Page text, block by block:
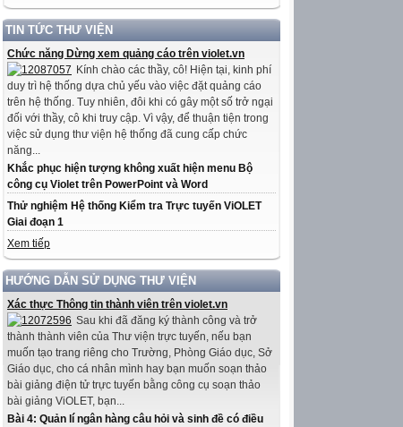
TIN TỨC THƯ VIỆN
Chức năng Dừng xem quảng cáo trên violet.vn
Kính chào các thầy, cô! Hiện tại, kinh phí
duy trì hệ thống dựa chủ yếu vào việc đặt quảng cáo
trên hệ thống. Tuy nhiên, đôi khi có gây một số trở ngại
đối với thầy, cô khi truy cập. Vì vậy, để thuận tiện trong
việc sử dụng thư viện hệ thống đã cung cấp chức
năng...
Khắc phục hiện tượng không xuất hiện menu Bộ
công cụ Violet trên PowerPoint và Word
Thử nghiệm Hệ thống Kiểm tra Trực tuyến ViOLET
Giai đoạn 1
Xem tiếp
HƯỚNG DẪN SỬ DỤNG THƯ VIỆN
Xác thực Thông tin thành viên trên violet.vn
Sau khi đã đăng ký thành công và trở
thành thành viên của Thư viện trực tuyến, nếu bạn
muốn tạo trang riêng cho Trường, Phòng Giáo dục, Sở
Giáo dục, cho cá nhân mình hay bạn muốn soạn thảo
bài giảng điện tử trực tuyến bằng công cụ soạn thảo
bài giảng ViOLET, bạn...
Bài 4: Quản lí ngân hàng câu hỏi và sinh đề có điều